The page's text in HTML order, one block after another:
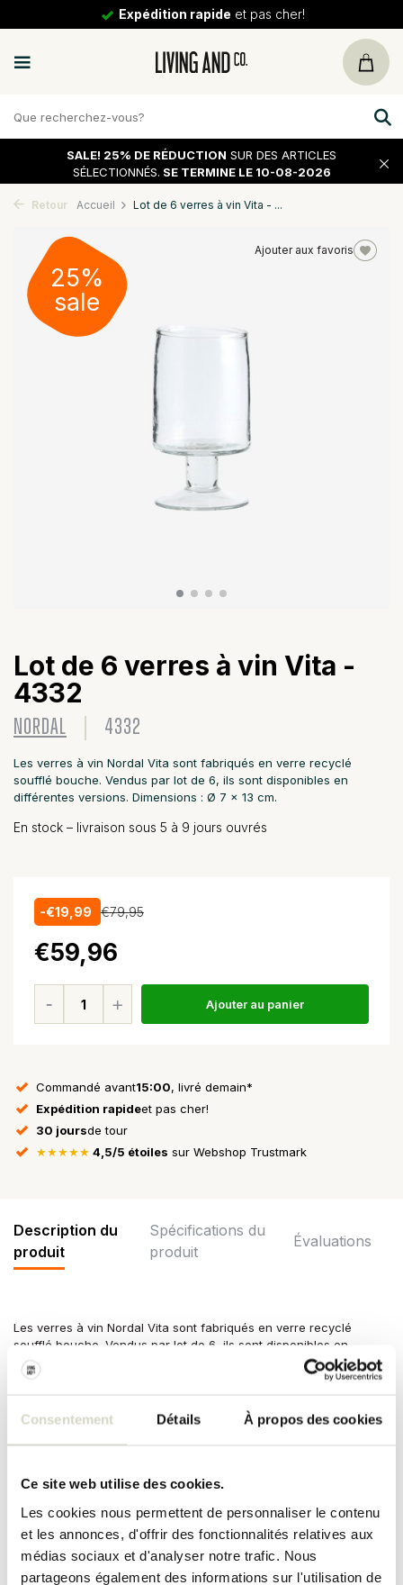
Consentement Détails À propos des cookies
Ce site web utilise des cookies.
Les cookies nous permettent de personnaliser le contenu
et les annonces, d'offrir des fonctionnalités relatives aux
médias sociaux et d'analyser notre trafic. Nous
partageons également des informations sur l'utilisation de
Expédition rapide et pas cher!
SALE! 25% DE RÉDUCTION SUR DES ARTICLES
SÉLECTIONNÉS. SE TERMINE LE 10-08-2026
Retour Accueil Lot de 6 verres à vin Vita - ...
Ajouter aux favoris
25%
sale
Lot de 6 verres à vin Vita -
4332
NORDAL 4332
Les verres à vin Nordal Vita sont fabriqués en verre recyclé
soufflé bouche. Vendus par lot de 6, ils sont disponibles en
différentes versions. Dimensions : Ø 7 x 13 cm.
En stock – livraison sous 5 à 9 jours ouvrés
-€19,99 €79,95
€59,96
Ajouter au panier
Commandé avant15:00, livré demain*
Expédition rapideet pas cher!
30 joursde tour
★★★★★ 4,5/5 étoiles sur Webshop Trustmark
Description du
produit
Spécifications du
produit
Évaluations
Les verres à vin Nordal Vita sont fabriqués en verre recyclé
soufflé bouche. Vendus par lot de 6, ils sont disponibles en
différentes versions. Dimensions : Ø 7 x 13 cm.
Matériau : verre recyclé
Couleur : clair
selon le verre.
SPÉCIFICATIONS DU PRODUIT
Numéro d'article 4332